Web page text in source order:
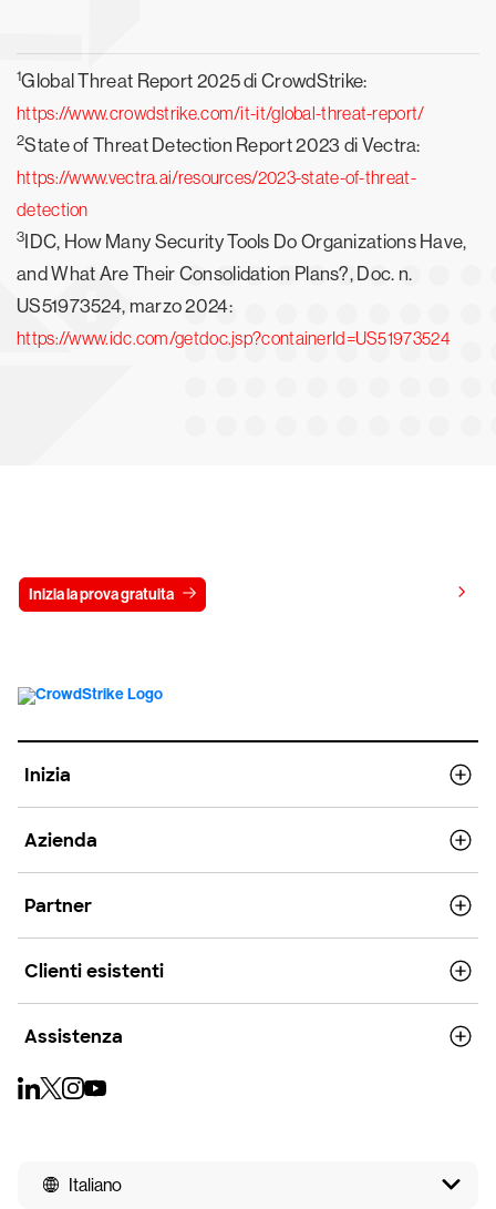
1Global Threat Report 2025 di CrowdStrike:
https://www.crowdstrike.com/it-it/global-threat-report/
2State of Threat Detection Report 2023 di Vectra:
https://www.vectra.ai/resources/2023-state-of-threat-
detection
3 IDC, How Many Security Tools Do Organizations Have,
and What Are Their Consolidation Plans?, Doc. n.
US51973524, marzo 2024:
https://www.idc.com/getdoc.jsp?containerId=US51973524
Inizia la prova gratuita
Inizia
Azienda
Partner
Clienti esistenti
Assistenza
Italiano